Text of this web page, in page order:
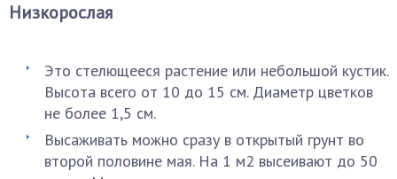
Низкорослая
Это стелющееся растение или небольшой кустик.
Высота всего от 10 до 15 см. Диаметр цветков
не более 1,5 см.
Высаживать можно сразу в открытый грунт во
второй половине мая. На 1 м2 высеивают до 50